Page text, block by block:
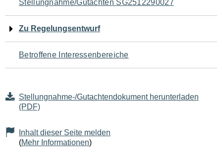
für
den
Seiteninhalt
Stellungnahme/Gutachten SG2512290027
Zu Regelungsentwurf
Betroffene Interessenbereiche
Stellungnahme-/Gutachtendokument herunterladen
(PDF)
Inhalt dieser Seite melden
(Mehr Informationen)